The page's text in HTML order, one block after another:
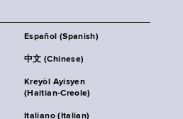
Español (Spanish)
中文 (Chinese)
Kreyòl Ayisyen
(Haitian-Creole)
Italiano (Italian)